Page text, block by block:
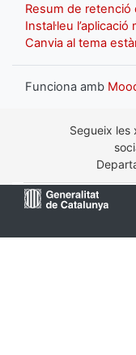
Resum de retenció
Instal·leu l’aplicació
Canvia al tema
Funciona amb
Segueix les